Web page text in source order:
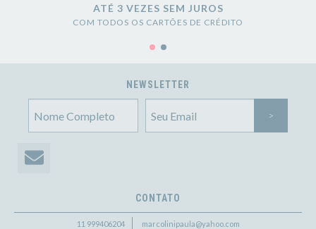
ATÉ 3 VEZES SEM JUROS
COM TODOS OS CARTÕES DE CRÉDITO
NEWSLETTER
CONTATO
11 999406204 marcolinipaula@yahoo.com